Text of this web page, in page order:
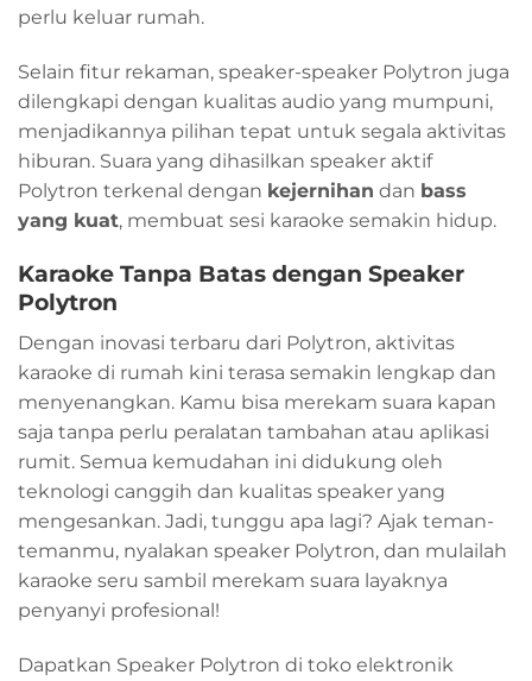
perlu keluar rumah.
Selain fitur rekaman, speaker-speaker Polytron juga
dilengkapi dengan kualitas audio yang mumpuni,
menjadikannya pilihan tepat untuk segala aktivitas
hiburan. Suara yang dihasilkan speaker aktif
Polytron terkenal dengan kejernihan dan bass
yang kuat, membuat sesi karaoke semakin hidup.
Karaoke Tanpa Batas dengan Speaker
Polytron
Dengan inovasi terbaru dari Polytron, aktivitas
karaoke di rumah kini terasa semakin lengkap dan
menyenangkan. Kamu bisa merekam suara kapan
saja tanpa perlu peralatan tambahan atau aplikasi
rumit. Semua kemudahan ini didukung oleh
teknologi canggih dan kualitas speaker yang
mengesankan. Jadi, tunggu apa lagi? Ajak teman-
temanmu, nyalakan speaker Polytron, dan mulailah
karaoke seru sambil merekam suara layaknya
penyanyi profesional!
Dapatkan Speaker Polytron di toko elektronik